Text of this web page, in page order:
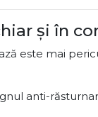
și în
este mai
anti-